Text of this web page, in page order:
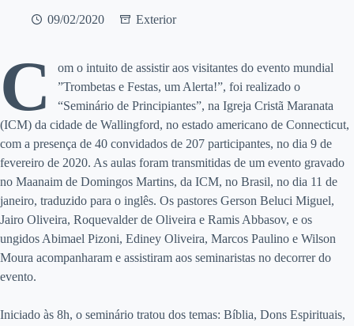
09/02/2020 Exterior
C
om o intuito de assistir aos visitantes do evento mundial
”Trombetas e Festas, um Alerta!”, foi realizado o
“Seminário de Principiantes”, na Igreja Cristã Maranata
(ICM) da cidade de Wallingford, no estado americano de Connecticut,
com a presença de 40 convidados de 207 participantes, no dia 9 de
fevereiro de 2020. As aulas foram transmitidas de um evento gravado
no Maanaim de Domingos Martins, da ICM, no Brasil, no dia 11 de
janeiro, traduzido para o inglês. Os pastores Gerson Beluci Miguel,
Jairo Oliveira, Roquevalder de Oliveira e Ramis Abbasov, e os
ungidos Abimael Pizoni, Ediney Oliveira, Marcos Paulino e Wilson
Moura acompanharam e assistiram aos seminaristas no decorrer do
evento.
Iniciado às 8h, o seminário tratou dos temas: Bíblia, Dons Espirituais,